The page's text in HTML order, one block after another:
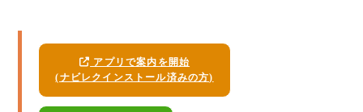
アプリで案内を開始
(ナビレクインストール済みの方)